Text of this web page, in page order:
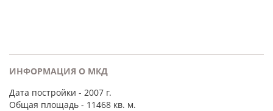
ИНФОРМАЦИЯ О МКД
Дата постройки - 2007 г.
Общая площадь - 11468 кв. м.